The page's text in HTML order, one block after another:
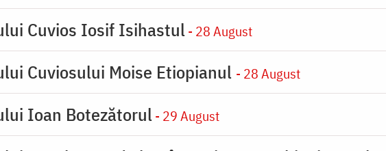
Cuvios Iosif Isihastul - 28 August
Cuviosului Moise Etiopianul - 28 August
Ioan Botezătorul - 29 August